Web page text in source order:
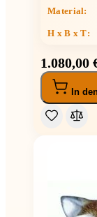
Material:
H x B x T:
1.080,00
In